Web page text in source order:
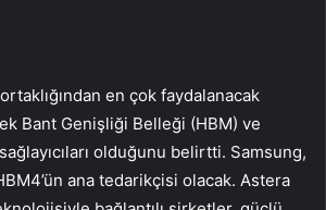
en çok faydalanacak
Bant Genişliği Belleği (HBM) ve
olduğunu belirtti. Samsung,
ana tedarikçisi olacak. Astera